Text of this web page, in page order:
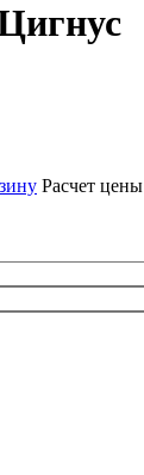
Расчет цены